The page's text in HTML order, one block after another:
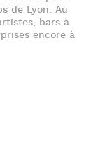
de Lyon. Au
bars à
encore à